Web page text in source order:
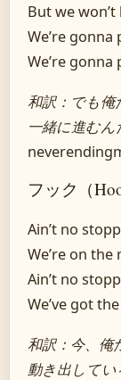
But we
We’re
We’re
和訳：でも俺
一緒に進むん
フック（
Ain’t no
We’re on the
Ain’t no
We’ve got
和訳：今、俺
動き出してい